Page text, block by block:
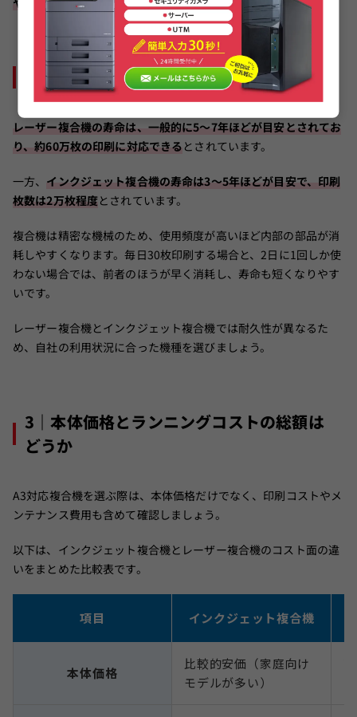
2｜耐久性は充分か
レーザー複合機の寿命は、一般的に5〜7年ほどが目安とされてお
り、約60万枚の印刷に対応できるとされています。
一方、 インクジェット複合機の寿命は3〜5年ほどが目安で、印刷
枚数は2万枚程度とされています。
複合機は精密な機械のため、使用頻度が高いほど内部の部品が消
耗しやすくなります。毎日30枚印刷する場合と、2日に1回しか使
わない場合では、前者のほうが早く消耗し、寿命も短くなりやす
いです。
レーザー複合機とインクジェット複合機では耐久性が異なるた
め、自社の利用状況に合った機種を選びましょう。
3｜本体価格とランニングコストの総額は
どうか
A3対応複合機を選ぶ際は、本体価格だけでなく、印刷コストやメ
ンテナンス費用も含めて確認しましょう。
以下は、インクジェット複合機とレーザー複合機のコスト面の違
いをまとめた比較表です。
項目 インクジェット複合機
本体価格
比較的安価（家庭向け
モデルが多い）